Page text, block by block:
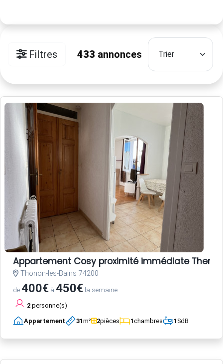
Filtres 433 annonces
Appartement Cosy proximité immédiate
Thonon-les-Bains 74200
de400€ à 450€ la semaine
2 personne(s)
Appartement 31m² 2pièces 1chambres 1SdB